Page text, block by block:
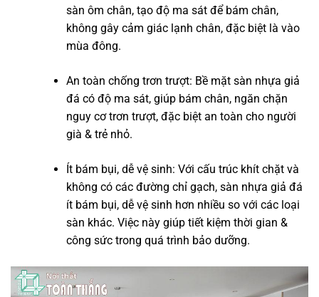
sàn ôm chân, tạo độ ma sát để bám chân,
không gây cảm giác lạnh chân, đặc biệt là vào
mùa đông.
An toàn chống trơn trượt: Bề mặt sàn nhựa giả
đá có độ ma sát, giúp bám chân, ngăn chặn
nguy cơ trơn trượt, đặc biệt an toàn cho người
già & trẻ nhỏ.
Ít bám bụi, dễ vệ sinh: Với cấu trúc khít chặt và
không có các đường chỉ gạch, sàn nhựa giả đá
ít bám bụi, dễ vệ sinh hơn nhiều so với các loại
sàn khác. Việc này giúp tiết kiệm thời gian &
công sức trong quá trình bảo dưỡng.